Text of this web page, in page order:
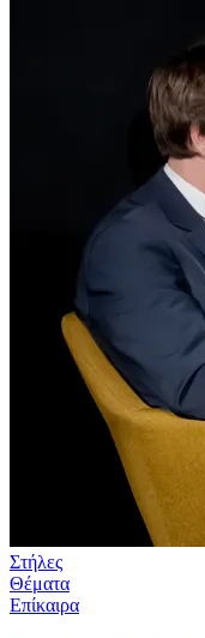
Στήλες
Θέματα
Επίκαιρα